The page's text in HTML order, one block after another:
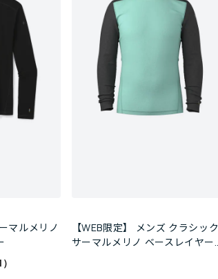
マルメリノ
【WEB限定】 メンズ クラシック
サーマルメリノ ベースレイヤー